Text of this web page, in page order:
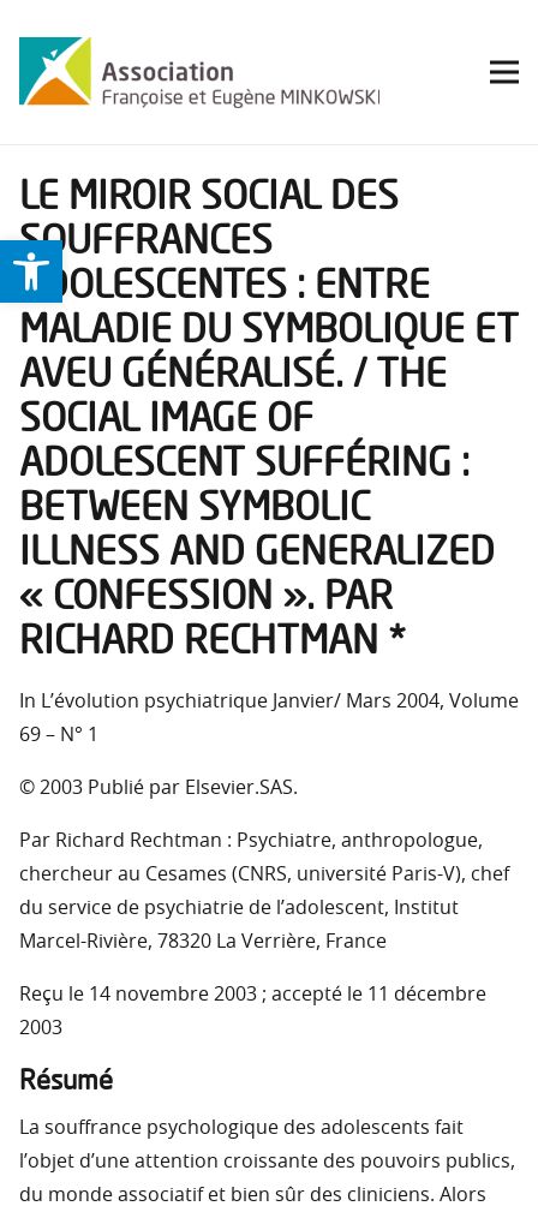
Ouvrir la barre d’outils
LE MIROIR SOCIAL DES
SOUFFRANCES
ADOLESCENTES : ENTRE
MALADIE DU SYMBOLIQUE ET
AVEU GÉNÉRALISÉ. / THE
SOCIAL IMAGE OF
ADOLESCENT SUFFÉRING :
BETWEEN SYMBOLIC
ILLNESS AND GENERALIZED
« CONFESSION ». PAR
RICHARD RECHTMAN *
In L’évolution psychiatrique Janvier/ Mars 2004, Volume
69 – N° 1
© 2003 Publié par Elsevier.SAS.
Par Richard Rechtman : Psychiatre, anthropologue,
chercheur au Cesames (CNRS, université Paris-V), chef
du service de psychiatrie de l’adolescent, Institut
Marcel-Rivière, 78320 La Verrière, France
Reçu le 14 novembre 2003 ; accepté le 11 décembre
2003
Résumé
La souffrance psychologique des adolescents fait
l’objet d’une attention croissante des pouvoirs publics,
du monde associatif et bien sûr des cliniciens. Alors